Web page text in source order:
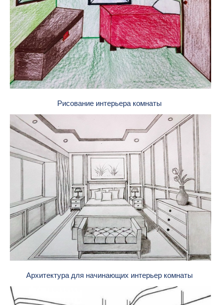
Рисование интерьера комнаты
Архитектура для начинающих интерьер комнаты